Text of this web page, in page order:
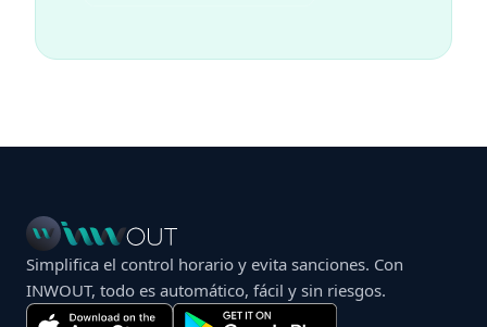
Simplifica el control horario y evita sanciones. Con
INWOUT, todo es automático, fácil y sin riesgos.